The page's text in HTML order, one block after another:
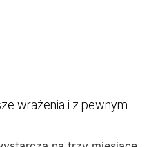
wrażenia i z pewnym